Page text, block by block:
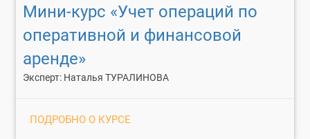
Мини-курс «Учет операций по
оперативной и финансовой
аренде»
Эксперт: Наталья ТУРАЛИНОВА
ПОДРОБНО О КУРСЕ